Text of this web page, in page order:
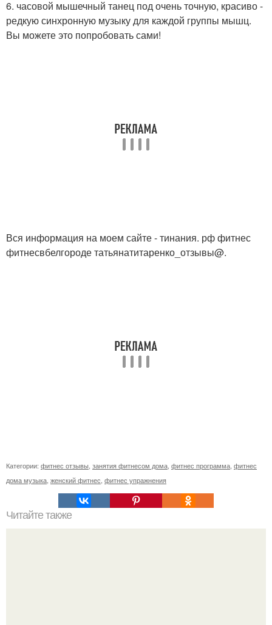
6. часовой мышечный танец под очень точную, красиво -
редкую синхронную музыку для каждой группы мышц.
Вы можете это попробовать сами!
Вся информация на моем сайте - тинания. рф фитнес
фитнесвбелгороде татьянатитаренко_отзывы@.
Категории: фитнес отзывы, занятия фитнесом дома, фитнес программа, фитнес
дома музыка, женский фитнес, фитнес упражнения
Читайте также